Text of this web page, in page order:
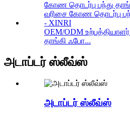
OEM/ODM
தாங்கி ஃபோ...
அடாப்டர் ஸ்லீவ்ஸ்
அடாப்டர் ஸ்லீவ்ஸ்